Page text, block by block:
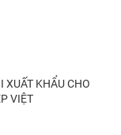
XUẤT KHẨU CHO
VIỆT